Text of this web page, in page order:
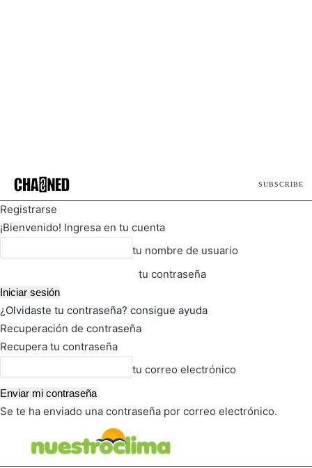
SUBSCRIBE
Registrarse
¡Bienvenido! Ingresa en tu cuenta
tu nombre de usuario
tu contraseña
¿Olvidaste tu contraseña? consigue ayuda
Recuperación de contraseña
Recupera tu contraseña
tu correo electrónico
Se te ha enviado una contraseña por correo electrónico.